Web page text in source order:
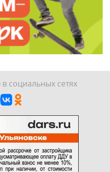
социальных сетях